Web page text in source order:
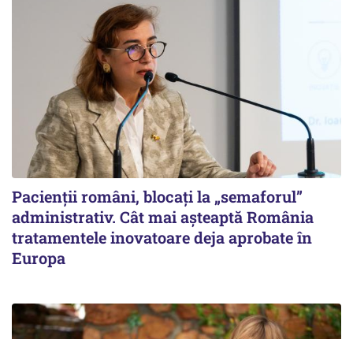
Pacienții români, blocați la „semaforul”
administrativ. Cât mai așteaptă România
tratamentele inovatoare deja aprobate în
Europa